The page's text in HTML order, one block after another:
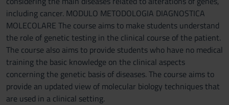
including cancer. MODULO METODOLOGIA DIAGNOSTICA
MOLECOLARE The course aims to make students understand
the role of genetic testing in the clinical course of the patient.
The course also aims to provide students who have no medical
training the basic knowledge on the clinical aspects
concerning the genetic basis of diseases. The course aims to
provide an updated view of molecular biology techniques that
are used in a clinical setting.